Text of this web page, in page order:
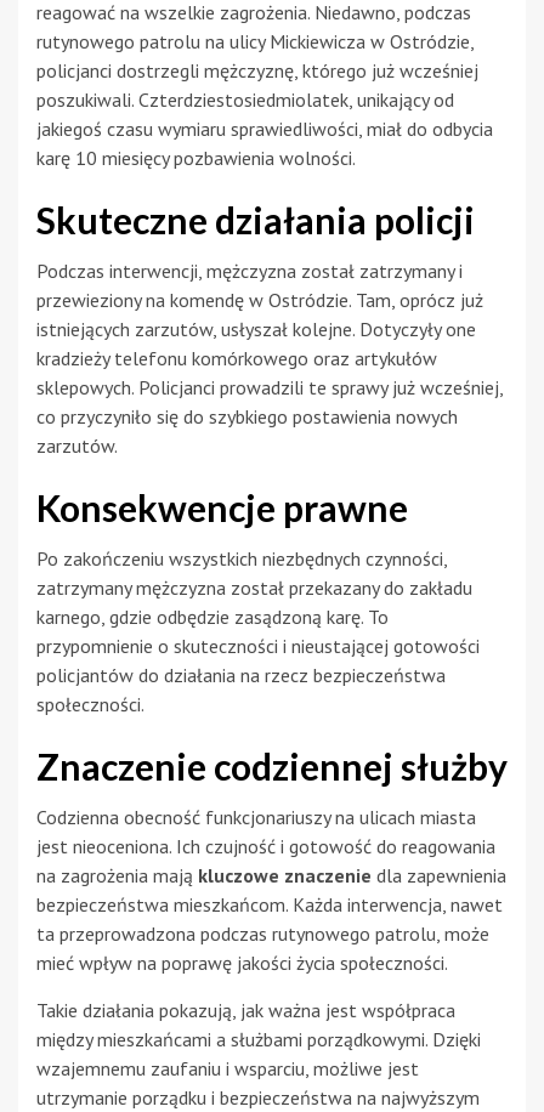
reagować na wszelkie zagrożenia. Niedawno, podczas
rutynowego patrolu na ulicy Mickiewicza w Ostródzie,
policjanci dostrzegli mężczyznę, którego już wcześniej
poszukiwali. Czterdziestosiedmiolatek, unikający od
jakiegoś czasu wymiaru sprawiedliwości, miał do odbycia
karę 10 miesięcy pozbawienia wolności.
Skuteczne działania policji
Podczas interwencji, mężczyzna został zatrzymany i
przewieziony na komendę w Ostródzie. Tam, oprócz już
istniejących zarzutów, usłyszał kolejne. Dotyczyły one
kradzieży telefonu komórkowego oraz artykułów
sklepowych. Policjanci prowadzili te sprawy już wcześniej,
co przyczyniło się do szybkiego postawienia nowych
zarzutów.
Konsekwencje prawne
Po zakończeniu wszystkich niezbędnych czynności,
zatrzymany mężczyzna został przekazany do zakładu
karnego, gdzie odbędzie zasądzoną karę. To
przypomnienie o skuteczności i nieustającej gotowości
policjantów do działania na rzecz bezpieczeństwa
społeczności.
Znaczenie codziennej służby
Codzienna obecność funkcjonariuszy na ulicach miasta
jest nieoceniona. Ich czujność i gotowość do reagowania
na zagrożenia mają kluczowe znaczenie dla zapewnienia
bezpieczeństwa mieszkańcom. Każda interwencja, nawet
ta przeprowadzona podczas rutynowego patrolu, może
mieć wpływ na poprawę jakości życia społeczności.
Takie działania pokazują, jak ważna jest współpraca
między mieszkańcami a służbami porządkowymi. Dzięki
wzajemnemu zaufaniu i wsparciu, możliwe jest
utrzymanie porządku i bezpieczeństwa na najwyższym